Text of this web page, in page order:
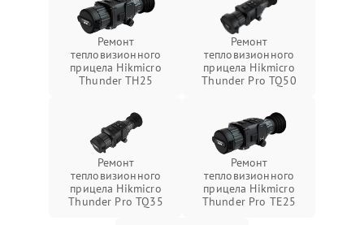
Ремонт
тепловизионного
прицела Hikmicro
Thunder TH25
Ремонт
тепловизионного
прицела Hikmicro
Thunder Pro TQ50
Ремонт
тепловизионного
прицела Hikmicro
Thunder Pro TQ35
Ремонт
тепловизионного
прицела Hikmicro
Thunder Pro TE25